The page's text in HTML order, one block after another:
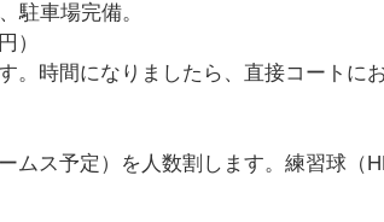
駐車場完備。
）
。時間になりましたら、直接コートに
ムス予定）を人数割します。練習球（